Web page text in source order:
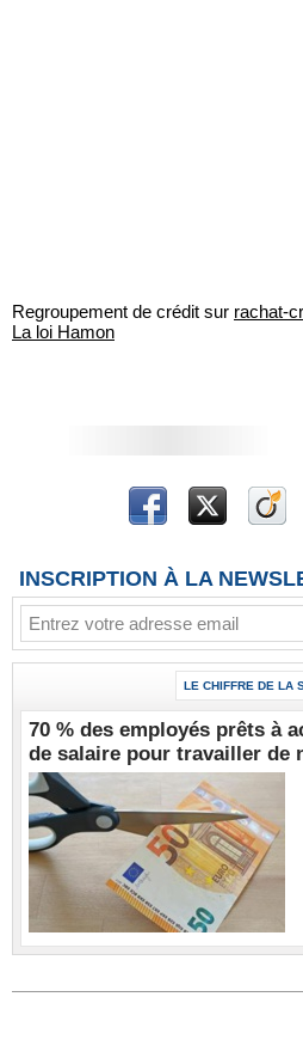
Regroupement de crédit sur rachat-
La loi Hamon
INSCRIPTION À LA
LE CHIFFRE DE LA
70 % des employés prêts à
de salaire pour travailler de